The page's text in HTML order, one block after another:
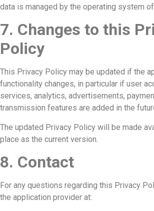
data is managed by the operating system
7. Changes to this
Policy
This Privacy Policy may be updated if the
functionality changes, in particular if user
services, analytics, advertisements,
transmission features are added in the
The updated Privacy Policy will be made
place as the current version.
8. Contact
For any questions regarding this Privacy
the application provider at: